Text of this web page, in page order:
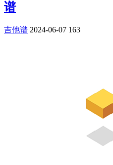
谱
吉他谱 2024-06-07 163